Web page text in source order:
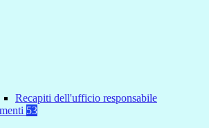
Recapiti dell'ufficio responsabile
53